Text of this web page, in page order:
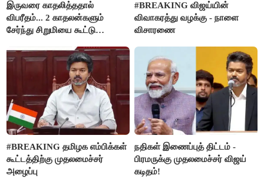
இருவரை காதலித்ததால்
விபரீதம்... 2 காதலன்களும்
சேர்ந்து சிறுமியை கூட்டு
செய்த கொடூரம்
#BREAKING விஜய்யின்
விவாகரத்து வழக்கு - நாளை
விசாரணை
#BREAKING தமிழக எம்பிக்கள்
கூட்டத்திற்கு முதலமைச்சர்
அழைப்பு
நதிகள் இணைப்புத் திட்டம் -
பிரமருக்கு முதலமைச்சர் விஜய்
கடிதம்!